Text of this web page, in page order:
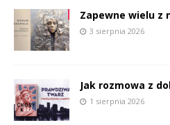
Zapewne wielu z
3 sierpnia 2026
Jak rozmowa z
1 sierpnia 2026